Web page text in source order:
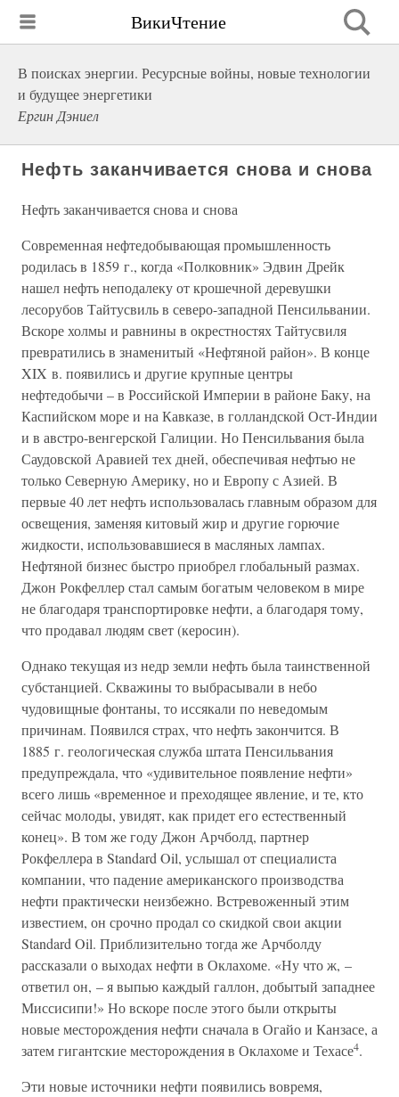
ВикиЧтение
В поисках энергии. Ресурсные войны, новые технологии
и будущее энергетики
Ергин Дэниел
Нефть заканчивается снова и снова
Нефть заканчивается снова и снова
Современная нефтедобывающая промышленность
родилась в 1859 г., когда «Полковник» Эдвин Дрейк
нашел нефть неподалеку от крошечной деревушки
лесорубов Тайтусвиль в северо-западной Пенсильвании.
Вскоре холмы и равнины в окрестностях Тайтусвиля
превратились в знаменитый «Нефтяной район». В конце
XIX в. появились и другие крупные центры
нефтедобычи – в Российской Империи в районе Баку, на
Каспийском море и на Кавказе, в голландской Ост-Индии
и в австро-венгерской Галиции. Но Пенсильвания была
Саудовской Аравией тех дней, обеспечивая нефтью не
только Северную Америку, но и Европу с Азией. В
первые 40 лет нефть использовалась главным образом для
освещения, заменяя китовый жир и другие горючие
жидкости, использовавшиеся в масляных лампах.
Нефтяной бизнес быстро приобрел глобальный размах.
Джон Рокфеллер стал самым богатым человеком в мире
не благодаря транспортировке нефти, а благодаря тому,
что продавал людям свет (керосин).
Однако текущая из недр земли нефть была таинственной
субстанцией. Скважины то выбрасывали в небо
чудовищные фонтаны, то иссякали по неведомым
причинам. Появился страх, что нефть закончится. В
1885 г. геологическая служба штата Пенсильвания
предупреждала, что «удивительное появление нефти»
всего лишь «временное и преходящее явление, и те, кто
сейчас молоды, увидят, как придет его естественный
конец». В том же году Джон Арчболд, партнер
Рокфеллера в Standard Oil, услышал от специалиста
компании, что падение американского производства
нефти практически неизбежно. Встревоженный этим
известием, он срочно продал со скидкой свои акции
Standard Oil. Приблизительно тогда же Арчболду
рассказали о выходах нефти в Оклахоме. «Ну что ж, –
ответил он, – я выпью каждый галлон, добытый западнее
Миссисипи!» Но вскоре после этого были открыты
новые месторождения нефти сначала в Огайо и Канзасе, а
затем гигантские месторождения в Оклахоме и Техасе4.
Эти новые источники нефти появились вовремя,